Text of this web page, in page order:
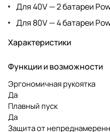
Для 40V — 2 батареи
Для 80V — 4 батареи
Характеристики
Функции и возможности
Эргономичная рукоятка
Да
Плавный пуск
Да
Защита от